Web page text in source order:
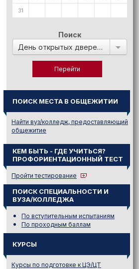
31
Поиск
День открытых дверей в:
ПОИСК МЕСТА В ОБЩЕЖИТИИ
Найти вуз/колледж, предоставляющий
общежитие
КЕМ БЫТЬ - ГДЕ УЧИТЬСЯ?
ПРОФОРИЕНТАЦИОННЫЙ ТЕСТ
Пройти тестирование
ПОИСК СПЕЦИАЛЬНОСТИ И
ВУЗА/КОЛЛЕДЖА
По вступительным испытаниям
По проходным баллам
КУРСЫ
Курсы по подготовке к ЦЭ/ЦТ